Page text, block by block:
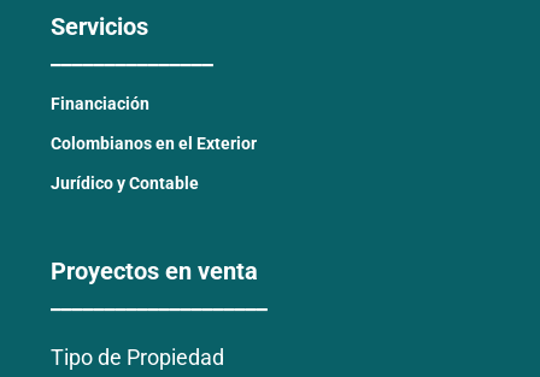
Servicios
Financiación
Colombianos en el Exterior
Jurídico y Contable
Proyectos en venta
Tipo de Propiedad